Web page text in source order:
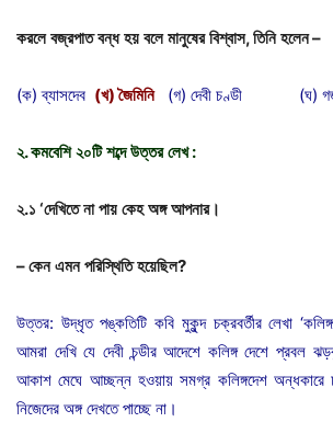
করলে বজ্রপাত বন্ধ হয় বলে মানুষের বিশ্বাস,তিনি হলেন–
(ক) ব্যাসদেব (খ)জৈমিনি(গ) দেবী চণ্ডী (ঘ)
২.কমবেশি ২০টি শব্দে উত্তর লেখ:
২.১ ‘দেখিতে না পায় কেহ অঙ্গ আপনার।
–কেন এমন পরিস্থিতি হয়েছিল?
উত্তর: উদ্ধৃত পঙ্কতিটি কবি মুকুন্দ চক্রবর্তীর লেখা
আমরা দেখি যে দেবী চন্ডীর আদেশে কলিঙ্গ দেশে প্রবল
আকাশ মেঘে আচ্ছন্ন হওয়ায় সমগ্র কলিঙ্গদেশ অন্ধকারে
নিজেদের অঙ্গ দেখতে পাচ্ছে না।